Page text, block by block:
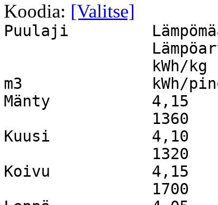
Koodia: [Valitse]
Puulaji
kWh/kg
m3
kWh/
Mänty
4,15
1360
Kuusi
4,10
1320
Koivu
4,15
1700